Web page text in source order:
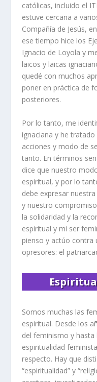
católicas, incluido el
estuve cercana a
Compañía de Jesús,
ese tiempo hice los
Ignacio de Loyola y
laicos y laicas
quedé con muchos
poner en práctica de
posteriores.
Por lo tanto, me
ignaciana y he
acciones y modo de
tanto. En términos
dice que nuestro
espiritual, y por lo
debe expresar
y nuestro
la solidaridad y la
espiritual y mi ser
pienso y actúo contra
opresores: el
Somos muchas las
espiritual. Desde los
del feminismo y
espiritualidad
respecto. Hay que
“espiritualidad” y